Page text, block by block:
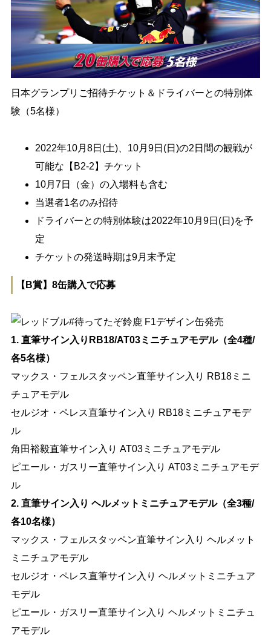
日本グランプリご招待チケット＆ドライバーとの特別体
験（5名様）
2022年10月8日(土)、10月9日(日)の2日間の観戦が
可能な【B2-2】チケット
10月7日（金）の入場料も含む
当選者1名のみ招待
ドライバーとの特別体験は2022年10月9日(日)を予
定
チケットの発送時期は9月末予定
【B賞】8缶購入で応募
1. 直筆サイン入りRB18/AT03ミニチュアモデル（全4種/
各5名様）
マックス・フェルスタッペン直筆サイン入り RB18ミニ
チュアモデル
セルジオ・ペレス直筆サイン入り RB18ミニチュアモデ
ル
角田裕毅直筆サイン入り AT03ミニチュアモデル
ピエール・ガスリー直筆サイン入り AT03ミニチュアモデ
ル
2. 直筆サイン入り ヘルメットミニチュアモデル（全3種/
各10名様）
マックス・フェルスタッペン直筆サイン入り ヘルメット
ミニチュアモデル
セルジオ・ペレス直筆サイン入り ヘルメットミニチュア
モデル
ピエール・ガスリー直筆サイン入り ヘルメットミニチュ
アモデル